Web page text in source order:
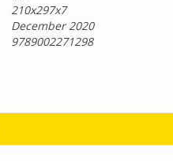
210x297x7
December 2020
9789002271298